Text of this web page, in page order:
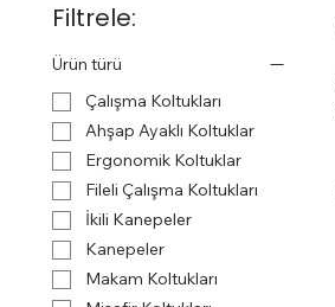
Filtrele:
Ürün türü
Çalışma Koltukları
Ahşap Ayaklı Koltuklar
Ergonomik Koltuklar
Fileli Çalışma Koltukları
İkili Kanepeler
Kanepeler
Makam Koltukları